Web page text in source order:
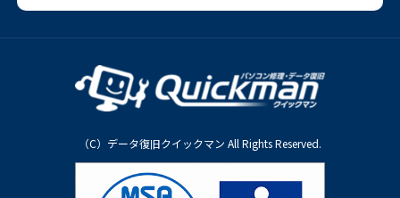
（C）データ復旧クイックマン All Rights Reserved.